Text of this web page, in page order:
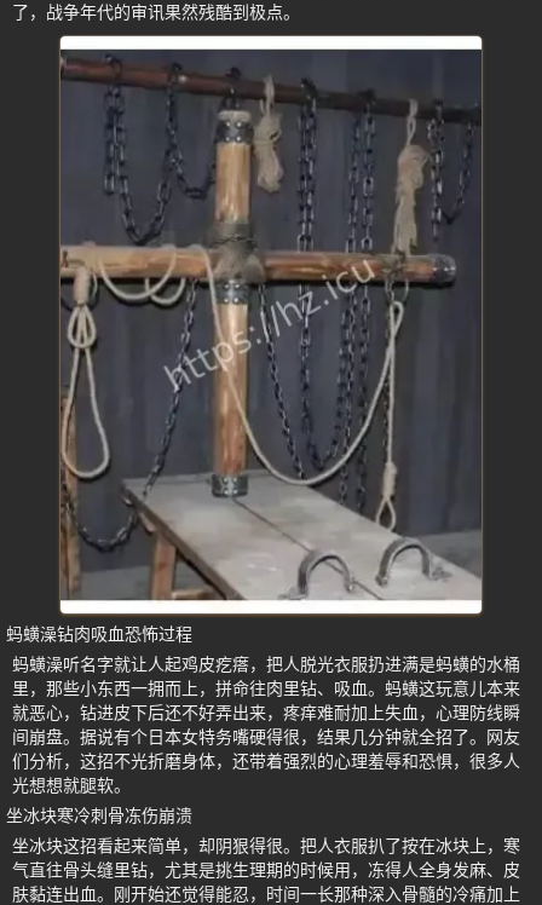
了，战争年代的审讯果然残酷到极点。
蚂蟥澡钻肉吸血恐怖过程
蚂蟥澡听名字就让人起鸡皮疙瘩，把人脱光衣服扔进满是蚂蟥的水桶
里，那些小东西一拥而上，拼命往肉里钻、吸血。蚂蟥这玩意儿本来
就恶心，钻进皮下后还不好弄出来，疼痒难耐加上失血，心理防线瞬
间崩盘。据说有个日本女特务嘴硬得很，结果几分钟就全招了。网友
们分析，这招不光折磨身体，还带着强烈的心理羞辱和恐惧，很多人
光想想就腿软。
坐冰块寒冷刺骨冻伤崩溃
坐冰块这招看起来简单，却阴狠得很。把人衣服扒了按在冰块上，寒
气直往骨头缝里钻，尤其是挑生理期的时候用，冻得人全身发麻、皮
肤黏连出血。刚开始还觉得能忍，时间一长那种深入骨髓的冷痛加上